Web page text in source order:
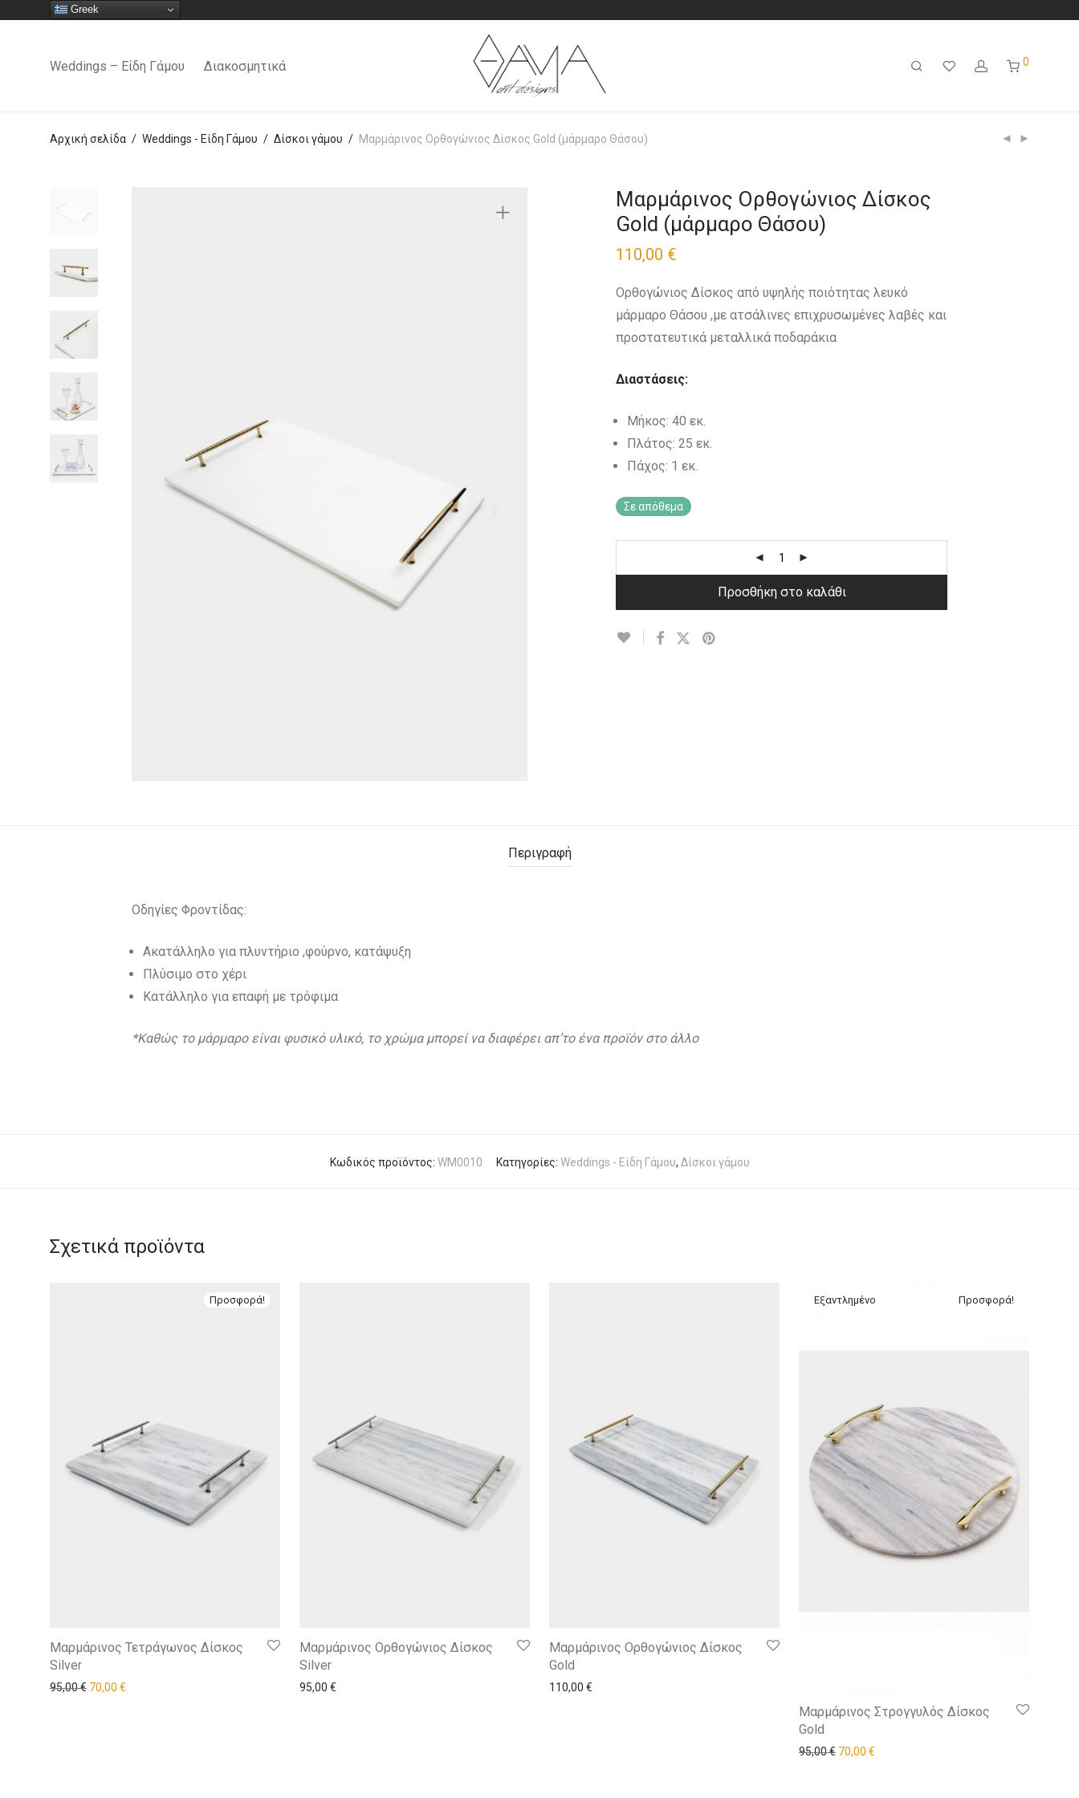
Greek
Weddings – Είδη Γάμου Διακοσμητικά 0
Αρχική σελίδα / Weddings - Είδη Γάμου / Δίσκοι γάμου / Μαρμάρινος Ορθογώνιος Δίσκος Gold (μάρμαρο Θάσου)
Μαρμάρινος Ορθογώνιος Δίσκος
Gold (μάρμαρο Θάσου)
110,00 €
Ορθογώνιος Δίσκος από υψηλής ποιότητας λευκό
μάρμαρο Θάσου ,με ατσάλινες επιχρυσωμένες λαβές και
προστατευτικά μεταλλικά ποδαράκια
Διαστάσεις:
Μήκος: 40 εκ.
Πλάτος: 25 εκ.
Πάχος: 1 εκ.
Σε απόθεμα
Προσθήκη στο καλάθι
Περιγραφή
Οδηγίες Φροντίδας:
Ακατάλληλο για πλυντήριο ,φούρνο, κατάψυξη
Πλύσιμο στο χέρι
Κατάλληλο για επαφή με τρόφιμα
*Καθώς το μάρμαρο είναι φυσικό υλικό, το χρώμα μπορεί να διαφέρει απ’το ένα προϊόν στο άλλο
Κωδικός προϊόντος: WM0010 Κατηγορίες: Weddings - Είδη Γάμου, Δίσκοι γάμου
Σχετικά προϊόντα
Προσφορά!
Μαρμάρινος Τετράγωνος Δίσκος
Silver
95,00€ 70,00 €
Μαρμάρινος Ορθογώνιος Δίσκος
Silver
95,00 €
Μαρμάρινος Ορθογώνιος Δίσκος
Gold
110,00 €
Προσφορά!
Μαρμάρινος Στρογγυλός Δίσκος
Gold
95,00€ 70,00 €